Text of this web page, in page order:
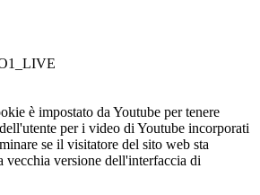
è impostato da Youtube per tenere
per i video di Youtube incorporati
se il visitatore del sito web sta
vecchia versione dell'interfaccia di